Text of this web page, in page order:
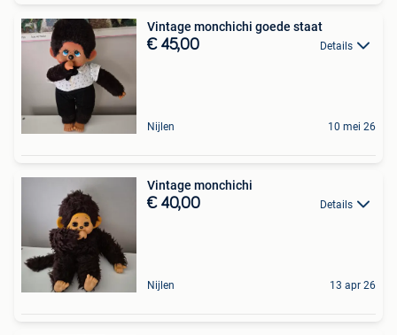
Vintage monchichi goede staat
€ 45,00 Details
Nijlen 10 mei 26
Vintage monchichi
€ 40,00 Details
Nijlen 13 apr 26